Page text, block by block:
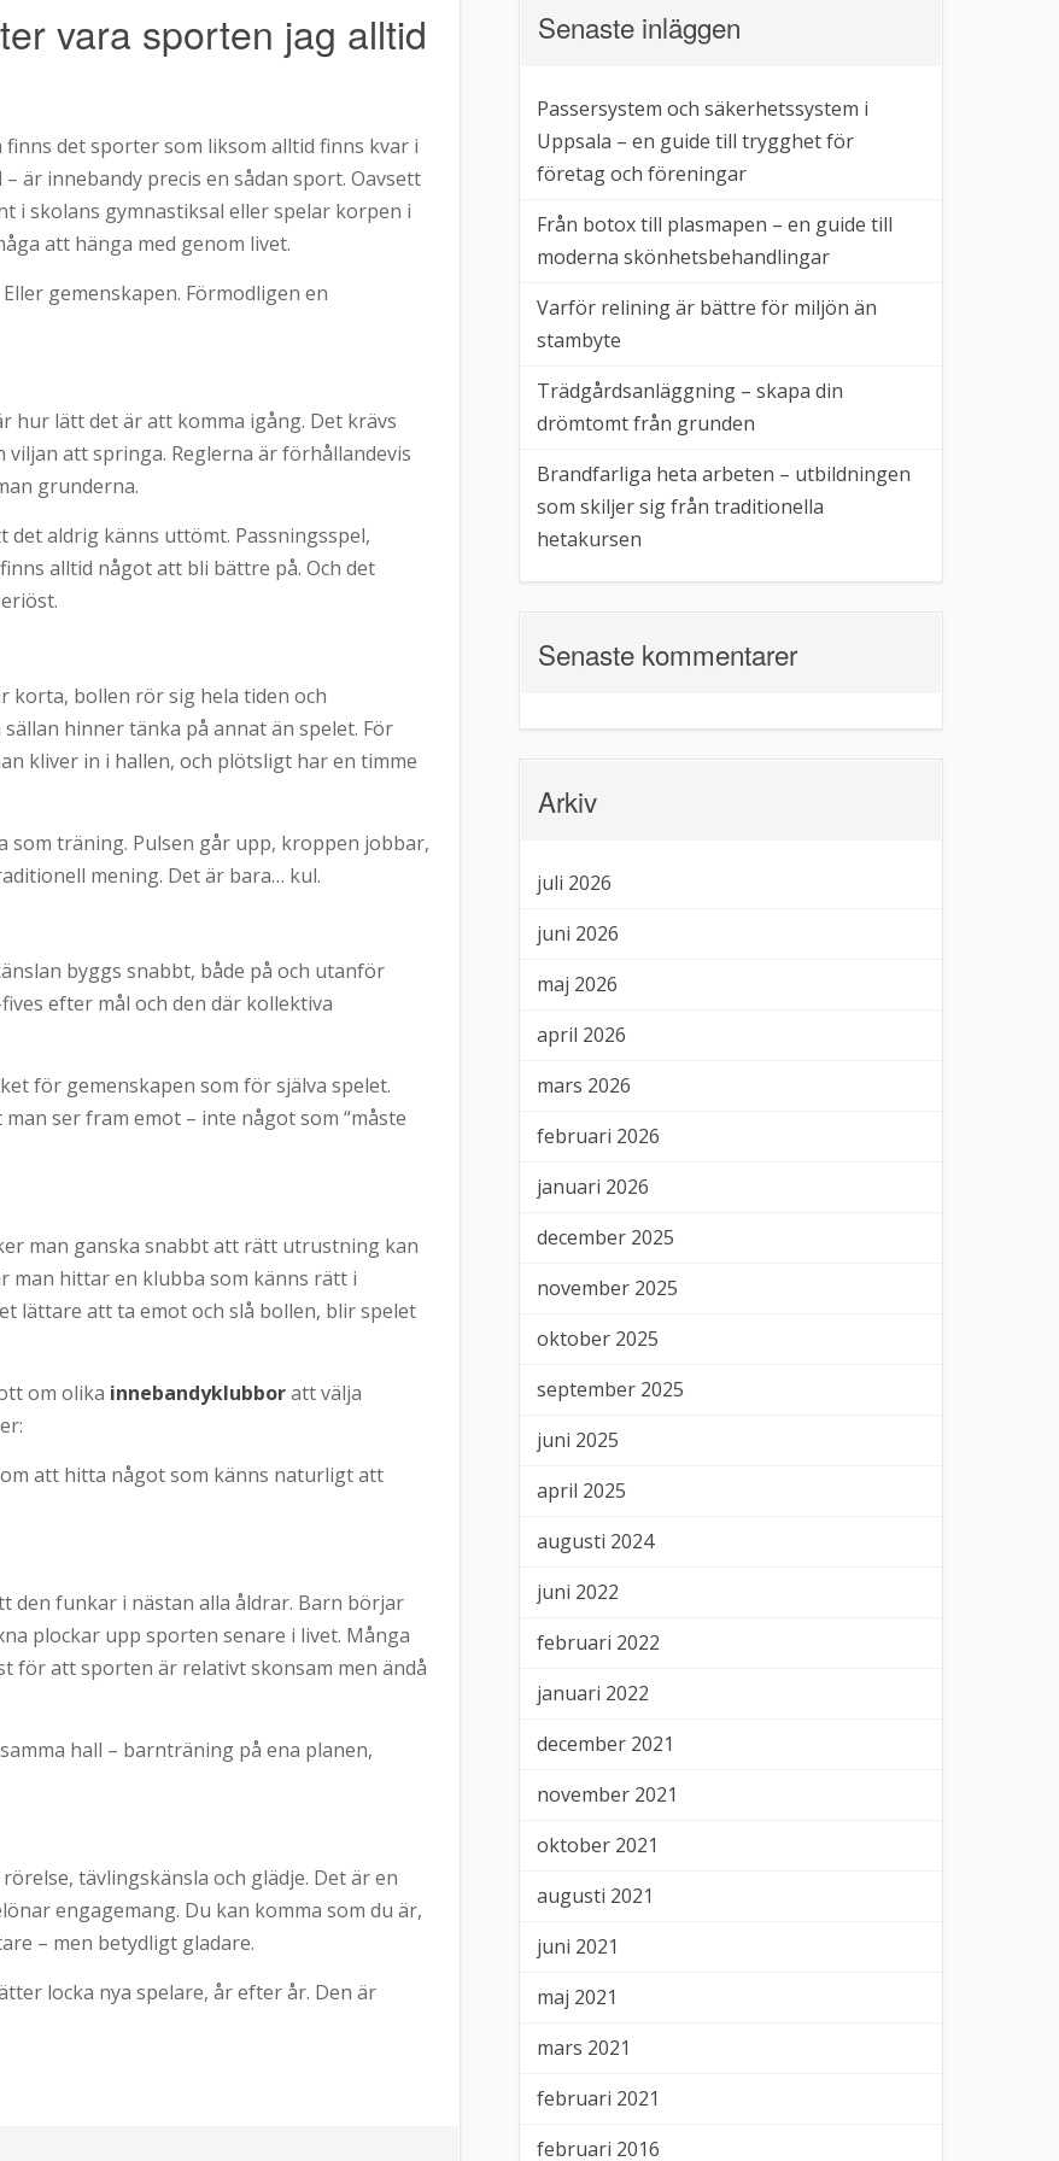
vara sporten jag alltid
det sporter som liksom alltid finns kvar i
är innebandy precis en sådan sport. Oavsett
i skolans gymnastiksal eller spelar korpen i
att hänga med genom livet.
gemenskapen. Förmodligen en
hur lätt det är att komma igång. Det krävs
att springa. Reglerna är förhållandevis
grunderna.
aldrig känns uttömt. Passningsspel,
alltid något att bli bättre på. Och det
korta, bollen rör sig hela tiden och
hinner tänka på annat än spelet. För
kliver in i hallen, och plötsligt har en timme
träning. Pulsen går upp, kroppen jobbar,
mening. Det är bara… kul.
byggs snabbt, både på och utanför
efter mål och den där kollektiva
för gemenskapen som för själva spelet.
ser fram emot – inte något som “måste
man ganska snabbt att rätt utrustning kan
man hittar en klubba som känns rätt i
lättare att ta emot och slå bollen, blir spelet
om olika innebandyklubboratt välja
att hitta något som känns naturligt att
den funkar i nästan alla åldrar. Barn börjar
plockar upp sporten senare i livet. Många
för att sporten är relativt skonsam men ändå
hall – barnträning på ena planen,
tävlingskänsla och glädje. Det är en
engagemang. Du kan komma som du är,
– men betydligt gladare.
locka nya spelare, år efter år. Den är
Senaste inläggen
Passersystem och säkerhetssystem i
Uppsala – en guide till trygghet för
företag och föreningar
Från botox till plasmapen – en guide till
moderna skönhetsbehandlingar
Varför relining är bättre för miljön än
stambyte
Trädgårdsanläggning – skapa din
drömtomt från grunden
Brandfarliga heta arbeten – utbildningen
som skiljer sig från traditionella
hetakursen
Senaste kommentarer
Arkiv
juli 2026
juni 2026
maj 2026
april 2026
mars 2026
februari 2026
januari 2026
december 2025
november 2025
oktober 2025
september 2025
juni 2025
april 2025
augusti 2024
juni 2022
februari 2022
januari 2022
december 2021
november 2021
oktober 2021
augusti 2021
juni 2021
maj 2021
mars 2021
februari 2021
februari 2016